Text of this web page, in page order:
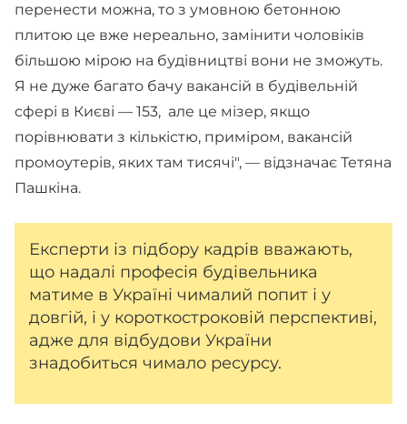
перенести можна, то з умовною бетонною
плитою це вже нереально, замінити чоловіків
більшою мірою на будівництві вони не зможуть.
Я не дуже багато бачу вакансій в будівельній
сфері в Києві — 153, але це мізер, якщо
порівнювати з кількістю, приміром, вакансій
промоутерів, яких там тисячі", — відзначає Тетяна
Пашкіна.
Експерти із підбору кадрів вважають,
що надалі професія будівельника
матиме в Україні чималий попит і у
довгій, і у короткостроковій перспективі,
адже для відбудови України
знадобиться чимало ресурсу.